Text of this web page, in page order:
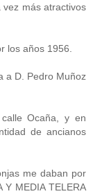
más atractivos
los años 1956.
a D. Pedro Muñoz
Ocaña, y en
de ancianos
me daban por
Y MEDIA TELERA